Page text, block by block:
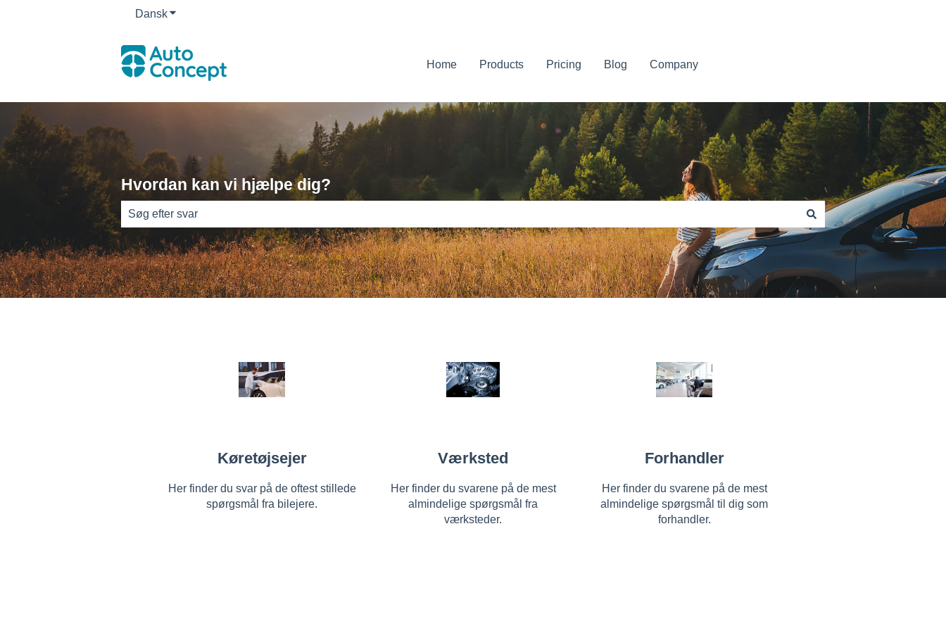
DanskVis undermenu for oversættelser
Home Products Pricing Blog Company
Hvordan kan vi hjælpe dig?
Der er ingen forslag, da søgefeltet er tomt.
Køretøjsejer
Her finder du svar på de oftest stillede
spørgsmål fra bilejere.
Værksted
Her finder du svarene på de mest
almindelige spørgsmål fra
værksteder.
Forhandler
Her finder du svarene på de mest
almindelige spørgsmål til dig som
forhandler.